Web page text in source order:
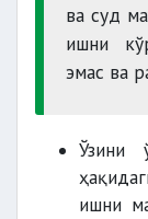
Кодекс
ва суд
ишни
эмас ва
Ўзини
ишни